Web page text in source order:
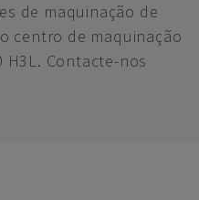
de maquinação de
centro de maquinação
H3L. Contacte-nos